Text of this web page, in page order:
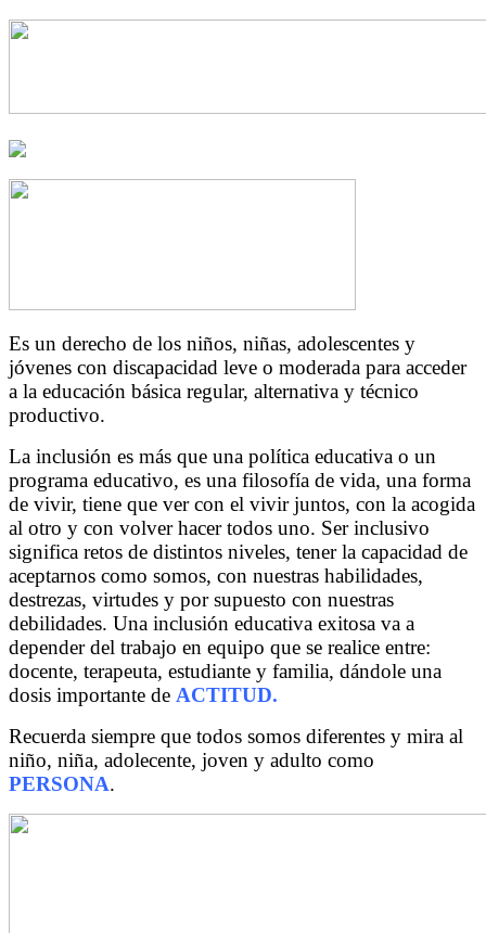
Es un derecho de los niños, niñas, adolescentes y
jóvenes con discapacidad leve o moderada para acceder
a la educación básica regular, alternativa y técnico
productivo.
La inclusión es más que una política educativa o un
programa educativo, es una filosofía de vida, una forma
de vivir, tiene que ver con el vivir juntos, con la acogida
al otro y con volver hacer todos uno. Ser inclusivo
significa retos de distintos niveles, tener la capacidad de
aceptarnos como somos, con nuestras habilidades,
destrezas, virtudes y por supuesto con nuestras
debilidades. Una inclusión educativa exitosa va a
depender del trabajo en equipo que se realice entre:
docente, terapeuta, estudiante y familia, dándole una
dosis importante de ACTITUD.
Recuerda siempre que todos somos diferentes y mira al
niño, niña, adolecente, joven y adulto como
PERSONA.